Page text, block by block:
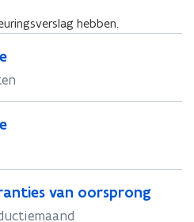
hebben.
van oorsprong